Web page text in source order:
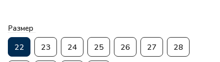
Размер
22 23 24 25 26 27 28